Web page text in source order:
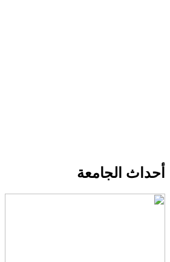
أحداث الجامعة